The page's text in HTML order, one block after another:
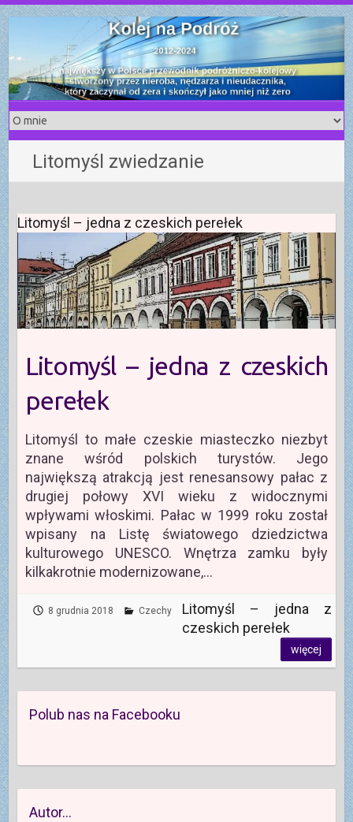
S
k
i
p
t
o
c
o
n
t
e
n
t
Litomyśl zwiedzanie
Litomyśl – jedna z czeskich perełek
Litomyśl – jedna z czeskich
perełek
Litomyśl to małe czeskie miasteczko niezbyt
znane wśród polskich turystów. Jego
największą atrakcją jest renesansowy pałac z
drugiej połowy XVI wieku z widocznymi
wpływami włoskimi. Pałac w 1999 roku został
wpisany na Listę światowego dziedzictwa
kulturowego UNESCO. Wnętrza zamku były
kilkakrotnie modernizowane,…
8 grudnia 2018 Czechy
Litomyśl – jedna z
czeskich perełek
więcej
Polub nas na Facebooku
Autor…